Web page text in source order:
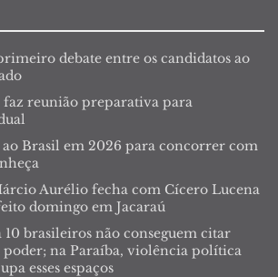
debate entre os candidatos ao
faz reunião preparativa para
ao Brasil em 2026 para concorrer com
Aurélio fecha com Cícero Lucena
domingo em Jacaraú
10 brasileiros não conseguem citar
na Paraíba, violência política
esses espaços